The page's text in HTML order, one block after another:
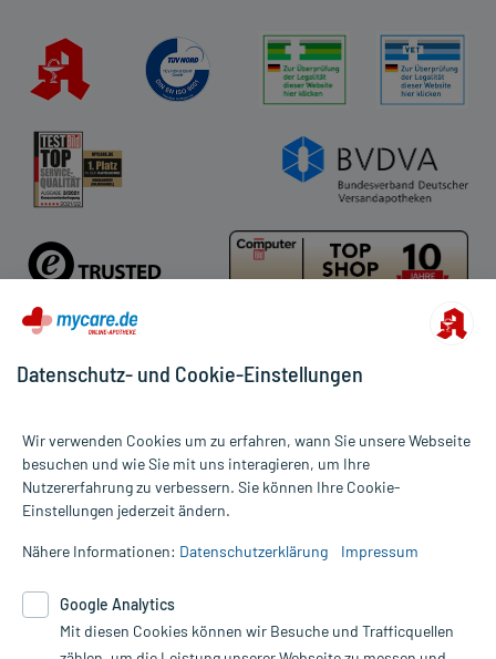
abgegeben.
Alle Preise gelten inkl. MwSt., ggf. zzgl. Versandkosten
Informationen auf dieser Website werden ausschließlich für
die Untersuchung und Behandlung durch einen Arzt. Bitte
Therapien eingeleitet werden können. | Diese Webseite benutzt
Google Analytics. Lesen Sie bitte dazu die wichtigen Hinweise in
unserer Datenschutzerklärung. Für den Widerruf einer Bestellung
Datenschutz- und Cookie-Einstellungen
Wir verwenden Cookies um zu erfahren, wann Sie unsere Webseite
besuchen und wie Sie mit uns interagieren, um Ihre
Nutzererfahrung zu verbessern. Sie können Ihre Cookie-
Einstellungen jederzeit ändern.
Nähere Informationen: Datenschutzerklärung Impressum
Google Analytics
Mit diesen Cookies können wir Besuche und Trafficquellen